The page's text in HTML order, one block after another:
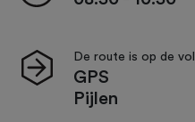
De route is op de
GPS
Pijlen